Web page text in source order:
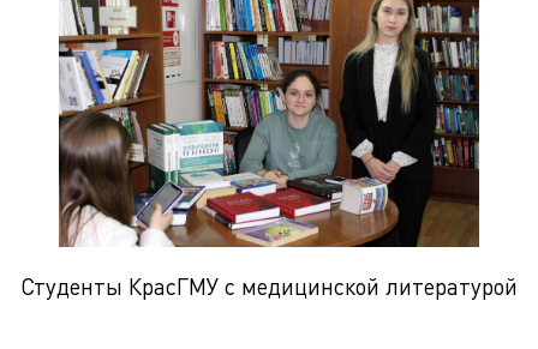
Студенты КрасГМУ с медицинской литературой